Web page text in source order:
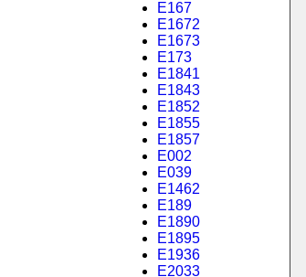
E167
E1672
E1673
E173
E1841
E1843
E1852
E1855
E1857
E002
E039
E1462
E189
E1890
E1895
E1936
E2033